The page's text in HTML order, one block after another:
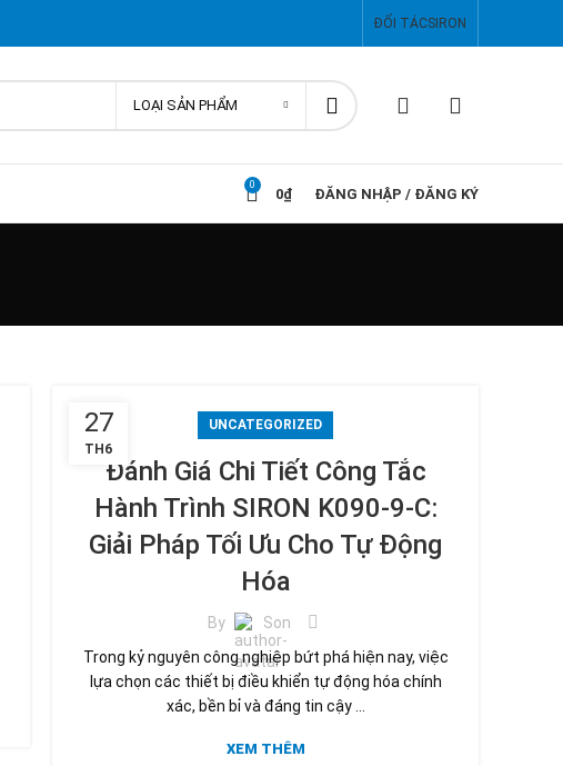
ĐỐI TÁCSIRON
LOẠI SẢN PHẨM
0
0₫ ĐĂNG NHẬP / ĐĂNG KÝ
27
TH6
UNCATEGORIZED
Đánh Giá Chi Tiết Công Tắc
Hành Trình SIRON K090-9-C:
Giải Pháp Tối Ưu Cho Tự Động
Hóa
By
Son
Trong kỷ nguyên công nghiệp bứt phá hiện nay, việc
lựa chọn các thiết bị điều khiển tự động hóa chính
xác, bền bỉ và đáng tin cậy ...
XEM THÊM